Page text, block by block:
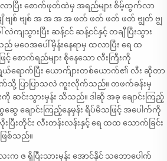
လာပြီး စောက်ဖုတ်ထဲမှ အရည်များ စိမ့်ထွက်လာ
ျိ ဗျစ် ဗျစ် အ အ အ အ ဖတ် ဖတ် ဖတ် ဖတ် ဗျွတ် ဗျွ
ကျသွားပြီး ဆန့်ငင် ဆန့်ငင်နှင့် တချီ ပြီးသွား
ဝေအပေါ် မှိန်းနေရာမှ ထလာပြီး ရေ ထ
စောက်ရည်များ စိုနေသော လီးကြီးကို
ယ်ရောက်ပြီး ယောက်ျားတစ်ယောက်၏ လီး ဆိုတာ
သို့ ပြာပြာသလဲ ကူးလိုက်သည်။ တဖက်ခန်းမှ
င်းသွားမှန်း သိသည်။ ဒါဆို အခု ချောင်းကြည့်
ေ ချောင်းကြည့်နေမှန်း ရိပ်မိသဖြင့် အပေါက်ကို
းတိုင်း လီးတန်းလန်းနှင့် ရေ ထထ သောက်ခြင်း
ြစ်သည်။
ဇ ရှိပြီးသားမှန်း အောင်နိုင် သဘောပေါက်